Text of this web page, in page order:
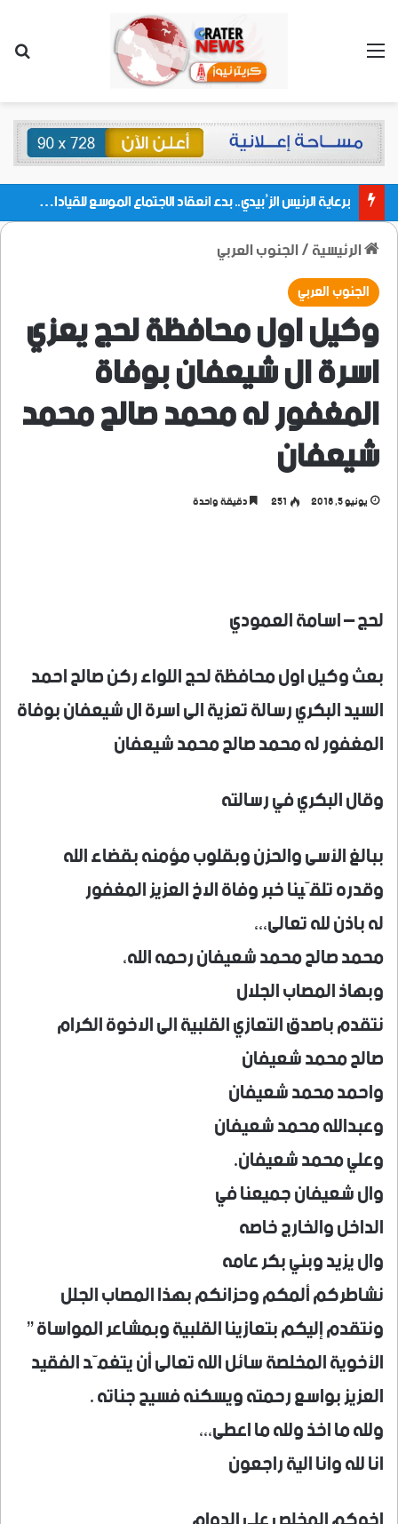
القائمة
برعاية الرئيس الزُبيدي.. بدء انعقاد الاجتماع الموسع للقيادات المحلية بالعاصمة ولمديريات وكتل مجلس العموم ومنسقيات الجامعة بالعاصمة عدن
الرئيسية/الجنوب العربي
الجنوب العربي
وكيل اول محافظة لحج يعزي
اسرة ال شيعفان بوفاة
المغفور له محمد صالح محمد
شيعفان
يونيو 5, 2018 251 دقيقة واحدة
لحج – اسامة العمودي
بعث وكيل اول محافظة لحج اللواء ركن صالح احمد
السيد البكري رسالة تعزية الى اسرة ال شيعفان بوفاة
المغفور له محمد صالح محمد شيعفان
وقال البكري في رسالته
ببالغ الأسى والحزن وبقلوب مؤمنه بقضاء الله
وقدره تلقّينا خبر وفاة الاخ العزيز المغفور
له باذن لله تعالى،،،
محمد صالح محمد شعيفان رحمه الله،
وبهاذ المصاب الجلال
نتقدم باصدق التعازي القلبية الى الاخوة الكرام
صالح محمد شعيفان
واحمد محمد شعيفان
وعبدالله محمد شعيفان
وعلي محمد شعيفان.
وال شعيفان جميعنا في
الداخل والخارج خاصه
وال يزيد وبني بكر عامه
نشاطركم ألمكم وحزانكم بهذا المصاب الجلل
ونتقدم إليكم بتعازينا القلبية وبمشاعر المواساة ”
الأخوية المخلصة سائل الله تعالى أن يتغمّد الفقيد
العزيز بواسع رحمته ويسكنه فسيح جناته .
ولله ما اخذ ولله ما اعطى،،،
انا لله وانا الية راجعون